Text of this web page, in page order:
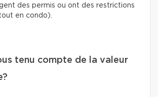
des permis ou ont des restrictions
en condo).
tenu compte de la valeur